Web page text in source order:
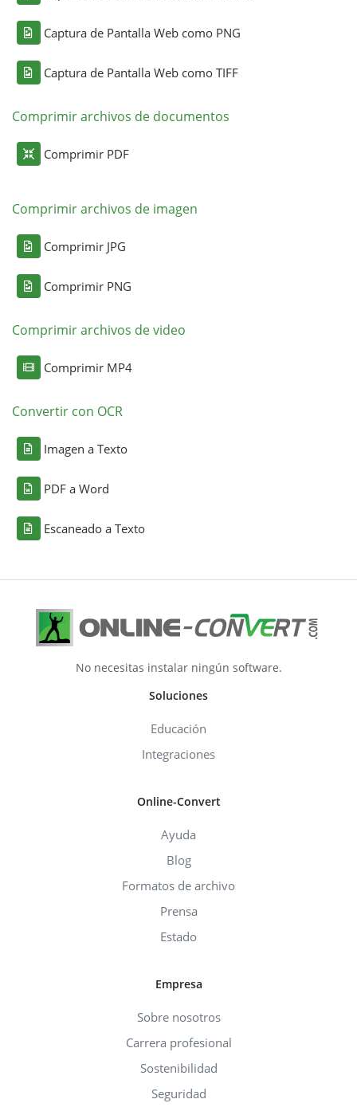
Captura de Pantalla Web como PNG
Captura de Pantalla Web como TIFF
Comprimir archivos de documentos
Comprimir PDF
Comprimir archivos de imagen
Comprimir JPG
Comprimir PNG
Comprimir archivos de video
Comprimir MP4
Convertir con OCR
Imagen a Texto
PDF a Word
Escaneado a Texto
No necesitas instalar ningún software.
Soluciones
Educación
Integraciones
Online-Convert
Ayuda
Blog
Formatos de archivo
Prensa
Estado
Empresa
Sobre nosotros
Carrera profesional
Sostenibilidad
Seguridad